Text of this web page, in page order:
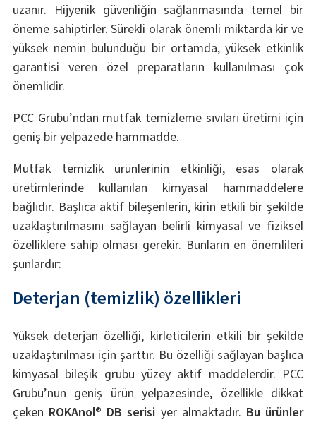
uzanır. Hijyenik güvenliğin sağlanmasında temel bir
öneme sahiptirler. Sürekli olarak önemli miktarda kir ve
yüksek nemin bulunduğu bir ortamda, yüksek etkinlik
garantisi veren özel preparatların kullanılması çok
önemlidir.
PCC Grubu’ndan mutfak temizleme sıvıları üretimi için
geniş bir yelpazede hammadde.
Mutfak temizlik ürünlerinin etkinliği, esas olarak
üretimlerinde kullanılan kimyasal hammaddelere
bağlıdır. Başlıca aktif bileşenlerin, kirin etkili bir şekilde
uzaklaştırılmasını sağlayan belirli kimyasal ve fiziksel
özelliklere sahip olması gerekir. Bunların en önemlileri
şunlardır:
Deterjan (temizlik) özellikleri
Yüksek deterjan özelliği, kirleticilerin etkili bir şekilde
uzaklaştırılması için şarttır. Bu özelliği sağlayan başlıca
kimyasal bileşik grubu yüzey aktif maddelerdir. PCC
Grubu’nun geniş ürün yelpazesinde, özellikle dikkat
çeken ROKAnol® DB serisi yer almaktadır. Bu ürünler